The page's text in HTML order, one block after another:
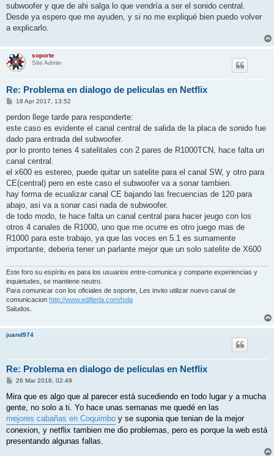
subwoofer y que de ahi salga lo que vendría a ser el sonido central.
Desde ya espero que me ayuden, y si no me expliqué bien puedo volver
a explicarlo.
soporte
Site Admin
Re: Problema en dialogo de peliculas en Netflix
P
s
18 Apr 2017, 13:52
perdon llege tarde para responderte:
este caso es evidente el canal central de salida de la placa de sonido fue
dado para entrada del subwoofer.
por lo pronto tenes 4 satelitales con 2 pares de R1000TCN, hace falta un
canal central.
el x600 es estereo, puede quitar un satelite para el canal SW, y otro para
CE(central) pero en este caso el subwoofer va a sonar tambien.
hay forma de ecualizar canal CE bajando las frecuencias de 120 para
abajo, asi va a sonar casi nada de subwoofer.
de todo modo, te hace falta un canal central para hacer jeugo con los
otros 4 canales de R1000, uno que me ocurre es otro juego mas de
R1000 para este trabajo, ya que las voces en 5.1 es sumamente
importante, deberia tener un parlante mejor que un solo satelite de X600
Este foro su espíritu es para los usuarios entre-comunica y comparte experiencias y
inquietudes, se mantiene neutro.
Para comunicar con los oficiales de soporte, Les invito utilizar nuevo canal de
comunicacion http://www.edifierla.com/hola
Saludos.
juand974
Re: Problema en dialogo de peliculas en Netflix
P
s
26 Mar 2018, 02:49
Mira que es algo que al parecer está sucediendo en todo lugar y a mucha
gente, no solo a ti. Yo hace unas semanas me quedé en las
mejores cabañas en Coquimbo y se suponia que tenian de la mejor
conexion, y netflix tambien me dio problemas, pero es porque la web está
presentando algunas fallas.